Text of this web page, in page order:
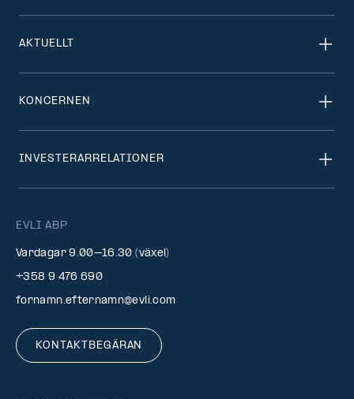
EVLI ABP
Vardagar 9.00–16.30 (växel)
+358 9 476 690
fornamn.efternamn@evli.com
KONTAKTBEGÄRAN
AKTUELLT
KONCERNEN
INVESTERARRELATIONER